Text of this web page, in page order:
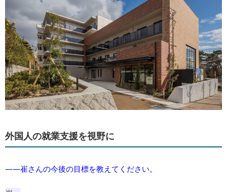
外国人の就業支援を視野に
――崔さんの今後の目標を教えてください。